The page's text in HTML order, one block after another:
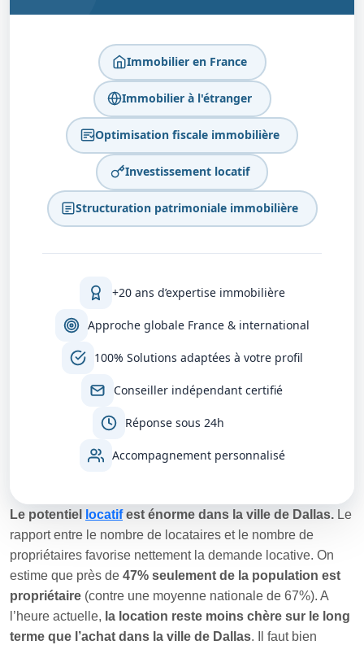
Immobilier en France
Immobilier à l'étranger
Optimisation fiscale immobilière
Investissement locatif
Structuration patrimoniale immobilière
+20 ans d’expertise immobilière
Approche globale France & international
100% Solutions adaptées à votre profil
Conseiller indépendant certifié
Réponse sous 24h
Accompagnement personnalisé
Le potentiel locatifest énorme dans la ville de Dallas. Le
rapport entre le nombre de locataires et le nombre de
propriétaires favorise nettement la demande locative. On
estime que près de 47% seulement de la population est
propriétaire (contre une moyenne nationale de 67%). A
l’heure actuelle, la location reste moins chère sur le long
terme que l’achat dans la ville de Dallas. Il faut bien